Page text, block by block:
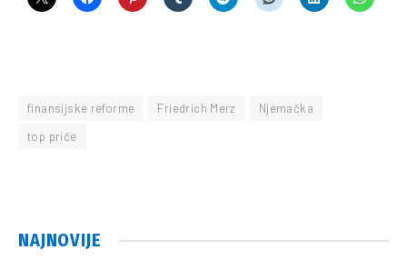
finansijske reforme Friedrich Merz
Njemačka
top priče
NAJNOVIJE